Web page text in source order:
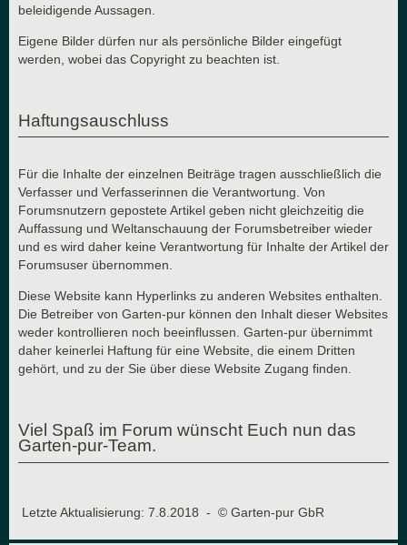
beleidigende Aussagen.
Eigene Bilder dürfen nur als persönliche Bilder eingefügt
werden, wobei das Copyright zu beachten ist.
Haftungsauschluss
Für die Inhalte der einzelnen Beiträge tragen ausschließlich die
Verfasser und Verfasserinnen die Verantwortung. Von
Forumsnutzern gepostete Artikel geben nicht gleichzeitig die
Auffassung und Weltanschauung der Forumsbetreiber wieder
und es wird daher keine Verantwortung für Inhalte der Artikel der
Forumsuser übernommen.
Diese Website kann Hyperlinks zu anderen Websites enthalten.
Die Betreiber von Garten-pur können den Inhalt dieser Websites
weder kontrollieren noch beeinflussen. Garten-pur übernimmt
daher keinerlei Haftung für eine Website, die einem Dritten
gehört, und zu der Sie über diese Website Zugang finden.
Viel Spaß im Forum wünscht Euch nun das
Garten-pur-Team.
Letzte Aktualisierung: 7.8.2018 - © Garten-pur GbR